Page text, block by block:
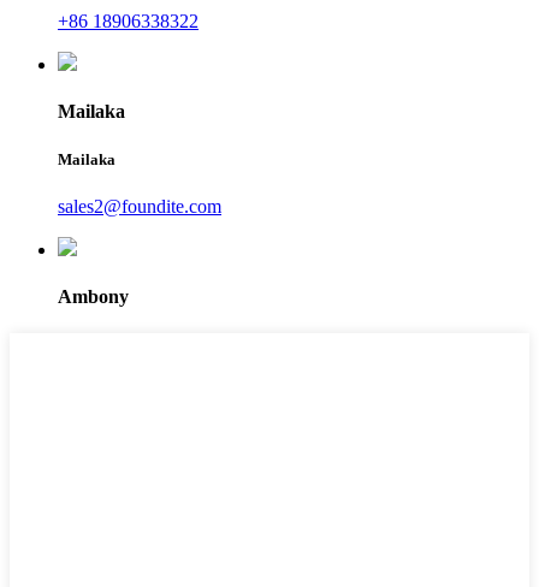
+86 18906338322
Mailaka
Mailaka
sales2@foundite.com
Ambony